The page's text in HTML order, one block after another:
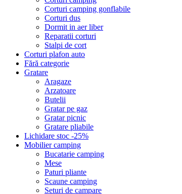
Corturi camping gonflabile
Corturi dus
Dormit in aer liber
Reparatii corturi
Stalpi de cort
Corturi plafon auto
Fără categorie
Gratare
Aragaze
Arzatoare
Butelii
Gratar pe gaz
Gratar picnic
Gratare pliabile
Lichidare stoc -25%
Mobilier camping
Bucatarie camping
Mese
Paturi pliante
Scaune camping
Seturi de campare